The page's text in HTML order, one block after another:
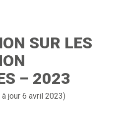
SUR LES
– 2023
jour 6 avril 2023)